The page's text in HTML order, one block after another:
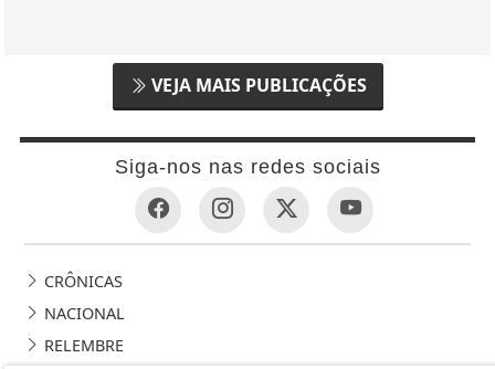
VEJA MAIS PUBLICAÇÕES
Siga-nos nas redes sociais
CRÔNICAS
NACIONAL
RELEMBRE